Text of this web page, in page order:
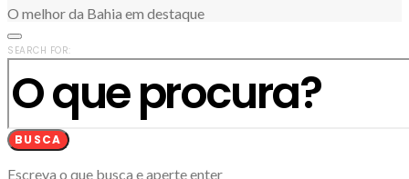
O melhor da Bahia em destaque
SEARCH FOR:
BUSCA
Escreva o que busca e aperte enter